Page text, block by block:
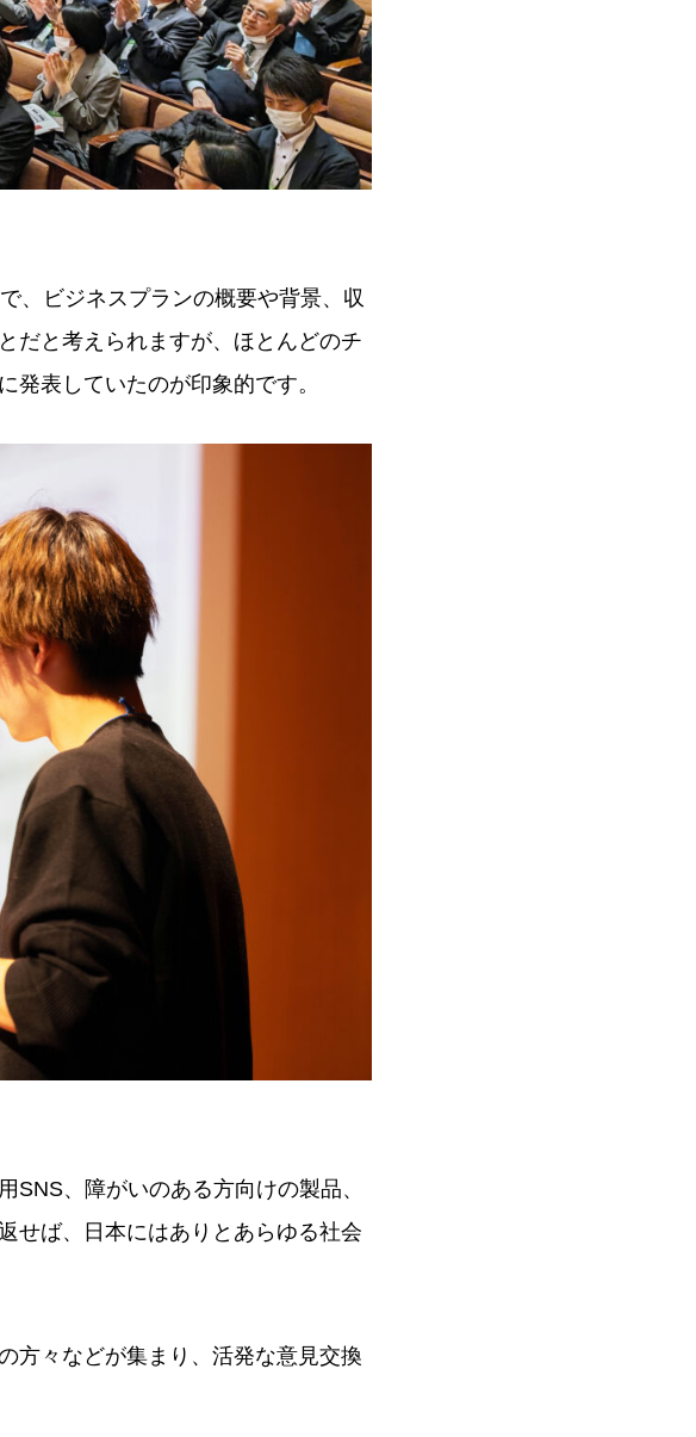
、ビジネスプランの概要や背景、収
だと考えられますが、ほとんどのチ
発表していたのが印象的です。
SNS、障がいのある方向けの製品、
せば、日本にはありとあらゆる社会
方々などが集まり、活発な意見交換